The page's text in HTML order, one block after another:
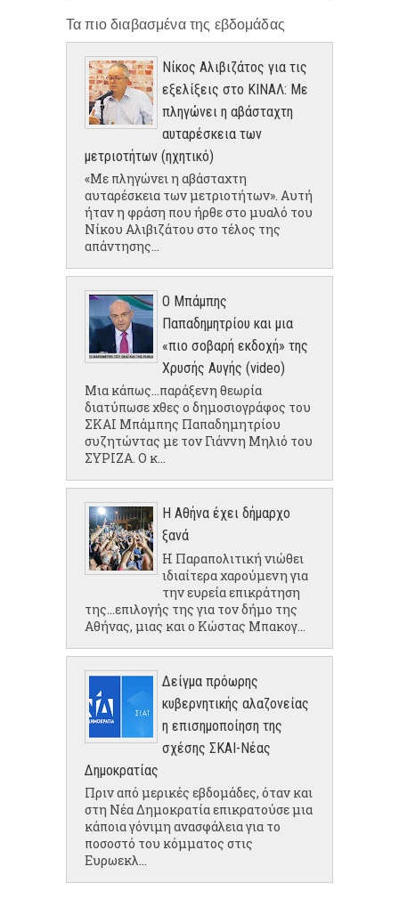
Τα πιο διαβασμένα της εβδομάδας
Νίκος Αλιβιζάτος για τις
εξελίξεις στο ΚΙΝΑΛ: Με
πληγώνει η αβάσταχτη
αυταρέσκεια των
μετριοτήτων (ηχητικό)
«Με πληγώνει η αβάσταχτη
αυταρέσκεια των μετριοτήτων». Αυτή
ήταν η φράση που ήρθε στο μυαλό του
Νίκου Αλιβιζάτου στο τέλος της
απάντησης...
Ο Μπάμπης
Παπαδημητρίου και μια
«πιο σοβαρή εκδοχή» της
Χρυσής Αυγής (video)
Μια κάπως...παράξενη θεωρία
διατύπωσε χθες ο δημοσιογράφος του
ΣΚΑΙ Μπάμπης Παπαδημητρίου
συζητώντας με τον Γιάννη Μηλιό του
ΣΥΡΙΖΑ. Ο κ...
Η Αθήνα έχει δήμαρχο
ξανά
Η Παραπολιτική νιώθει
ιδιαίτερα χαρούμενη για
την ευρεία επικράτηση
της...επιλογής της για τον δήμο της
Αθήνας, μιας και ο Κώστας Μπακογ...
Δείγμα πρόωρης
κυβερνητικής αλαζονείας
η επισημοποίηση της
σχέσης ΣΚΑΙ-Νέας
Δημοκρατίας
Πριν από μερικές εβδομάδες, όταν και
στη Νέα Δημοκρατία επικρατούσε μια
κάποια γόνιμη ανασφάλεια για το
ποσοστό του κόμματος στις
Ευρωεκλ...